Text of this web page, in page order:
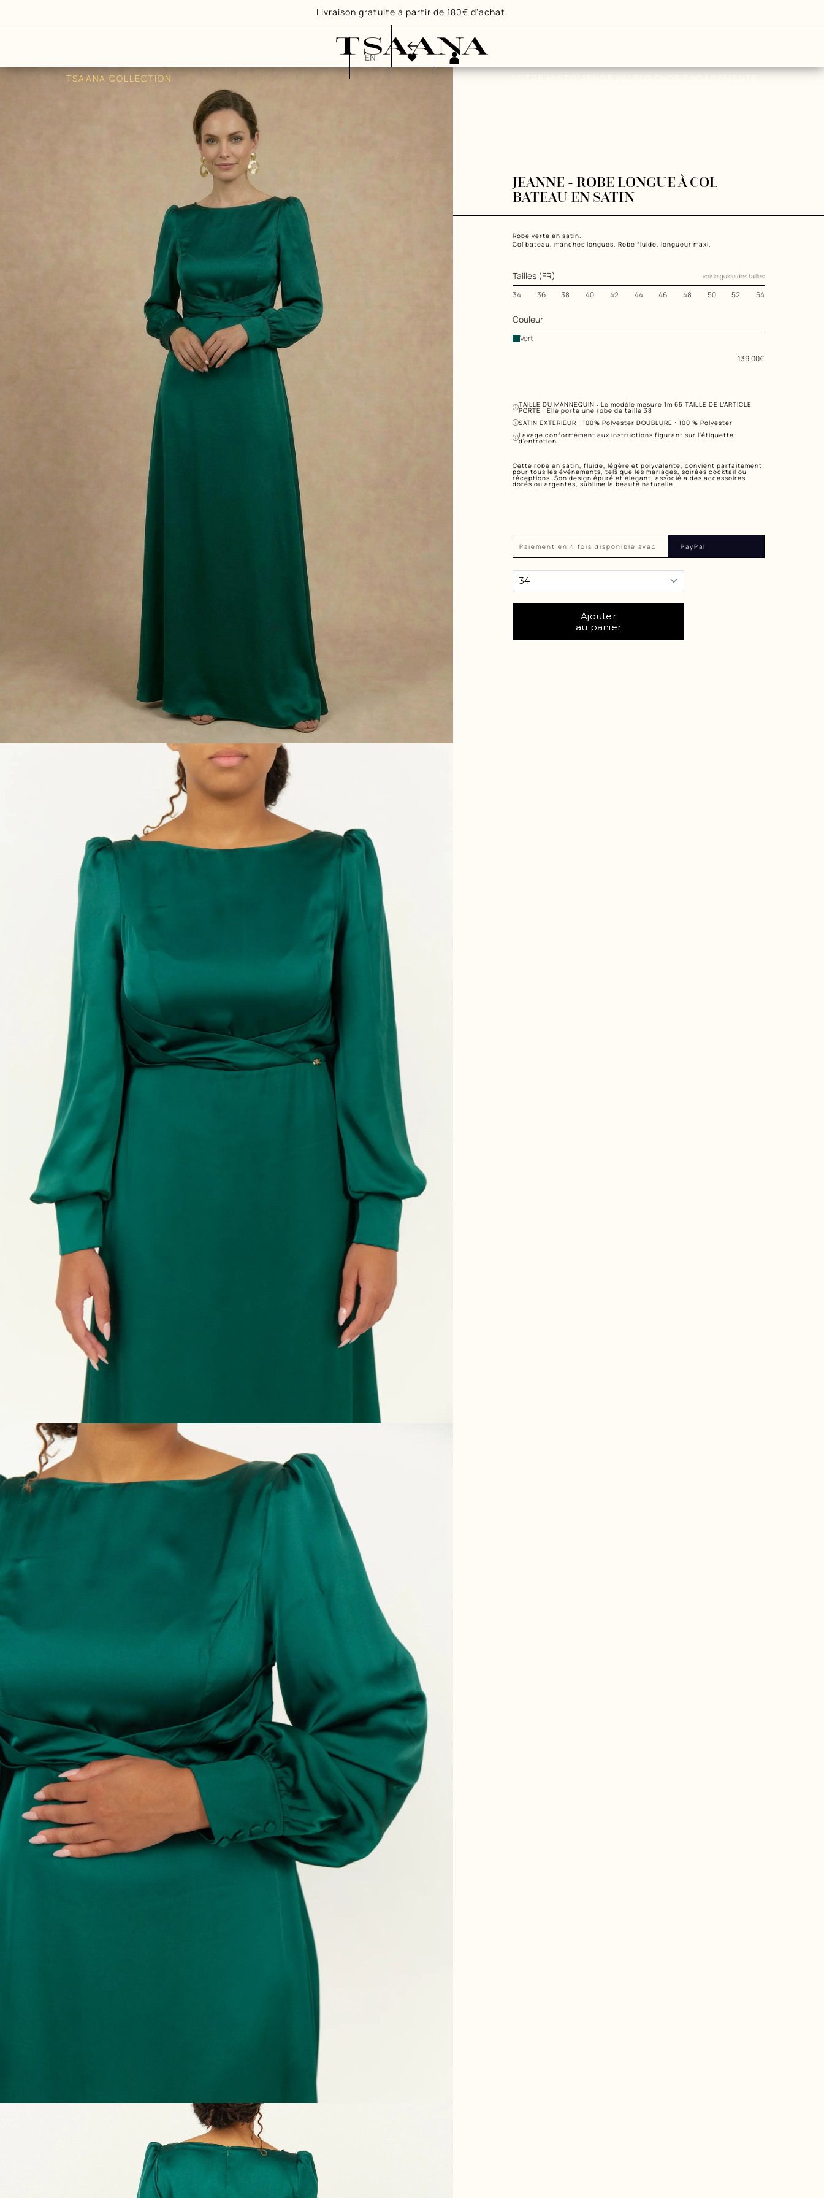
EN
TSAANA COLLECTION
JEANNE - ROBE LONGUE À COL
BATEAU EN SATIN
Robe verte en satin.
Col bateau, manches longues. Robe fluide, longueur maxi.
Tailles (FR) voir le guide des tailles
34 36 38 40 42 44 46 48 50 52 54
Couleur
Vert
139.00€
TAILLE DU MANNEQUIN : Le modèle mesure 1m 65 TAILLE DE L’ARTICLE
PORTE : Elle porte une robe de taille 38
SATIN EXTERIEUR : 100% Polyester DOUBLURE : 100 % Polyester
Lavage conformément aux instructions figurant sur l'étiquette
d'entretien.
Cette robe en satin, fluide, légère et polyvalente, convient parfaitement
pour tous les événements, tels que les mariages, soirées cocktail ou
réceptions. Son design épuré et élégant, associé à des accessoires
dorés ou argentés, sublime la beauté naturelle.
Paiement en 4 fois disponible avec PayPal
Livraison gratuite à partir de 180€ d'achat.